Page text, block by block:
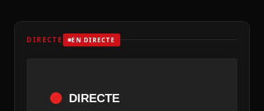
DIRECTE EN DIRECTE
DIRECTE